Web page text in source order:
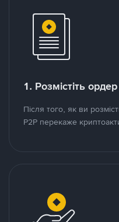
1. Розмістіть ордер
Після того, як ви
P2P перекаже